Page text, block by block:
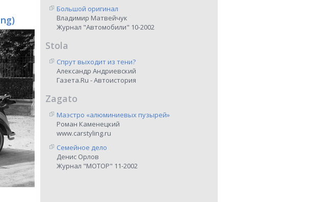
Большой оригинал
Владимир Матвейчук
Журнал "Автомобили" 10-2002
Stola
Спрут выходит из тени?
Александр Андриевский
Газета.Ru - Автоистория
Zagato
Маэстро «алюминиевых пузырей»
Роман Каменецкий
www.carstyling.ru
Семейное дело
Денис Орлов
Журнал "МОТОР" 11-2002